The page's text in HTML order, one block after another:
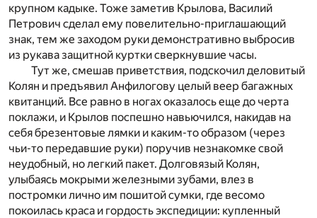
крупном кадыке. Тоже заметив Крылова, Василий
Петрович сделал ему повелительно-приглашающий
знак, тем же заходом руки демонстративно выбросив
из рукава защитной куртки сверкнувшие часы.
Тут же, смешав приветствия, подскочил деловитый
Колян и предъявил Анфилогову целый веер багажных
квитанций. Все равно в ногах оказалось еще до черта
поклажи, и Крылов поспешно навьючился, накидав на
себя брезентовые лямки и каким-то образом (через
чьи-то передавшие руки) поручив незнакомке свой
неудобный, но легкий пакет. Долговязый Колян,
улыбаясь мокрыми железными зубами, влез в
постромки лично им пошитой сумки, где весомо
покоилась краса и гордость экспедиции: купленный